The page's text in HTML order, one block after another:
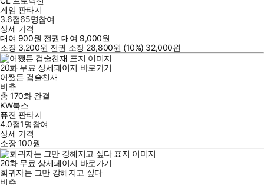
게임 판타지
3.6점65명참여
상세 가격
대여 900원 전권 대여 9,000원
소장 3,200원 전권 소장 28,800원 (10%) 32,000원
20화 무료 상세페이지 바로가기
어쨌든 검술천재
비츄
총 170화 완결
KW북스
퓨전 판타지
4.0점1명참여
상세 가격
소장100원
20화 무료 상세페이지 바로가기
회귀자는 그만 강해지고 싶다
비츄